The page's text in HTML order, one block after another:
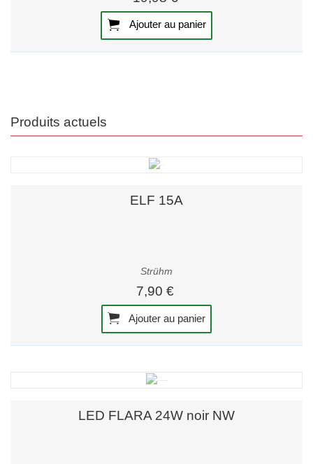
Ajouter au panier
Produits actuels
ELF 15A
Strühm
7,90 €
Ajouter au panier
LED FLARA 24W noir NW